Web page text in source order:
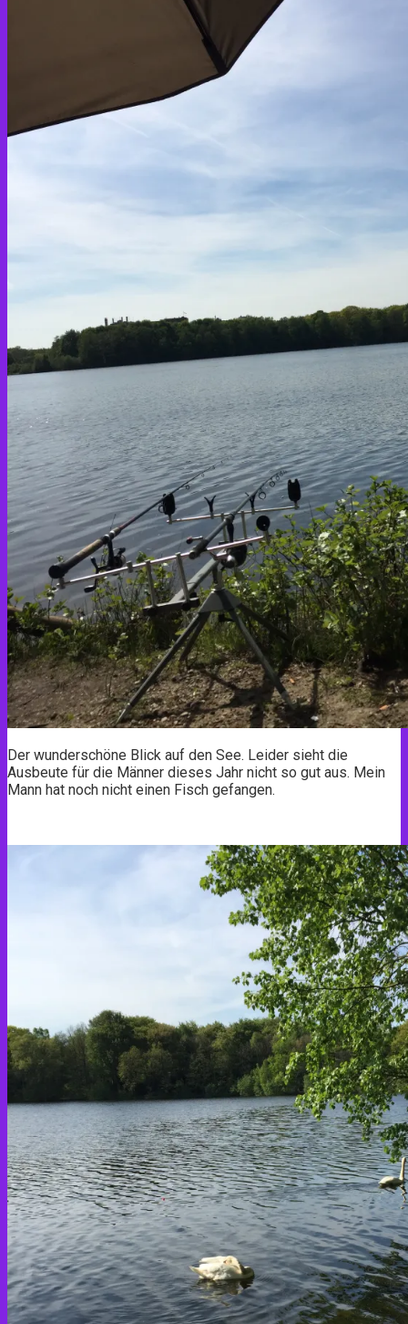
Der wunderschöne Blick auf den See. Leider sieht die
Ausbeute für die Männer dieses Jahr nicht so gut aus. Mein
Mann hat noch nicht einen Fisch gefangen.